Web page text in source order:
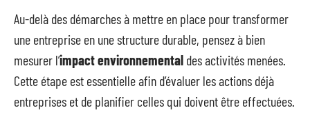
Au-delà des démarches à mettre en place pour transformer
une entreprise en une structure durable, pensez à bien
mesurer l’impact environnemental des activités menées.
Cette étape est essentielle afin d’évaluer les actions déjà
entreprises et de planifier celles qui doivent être effectuées.